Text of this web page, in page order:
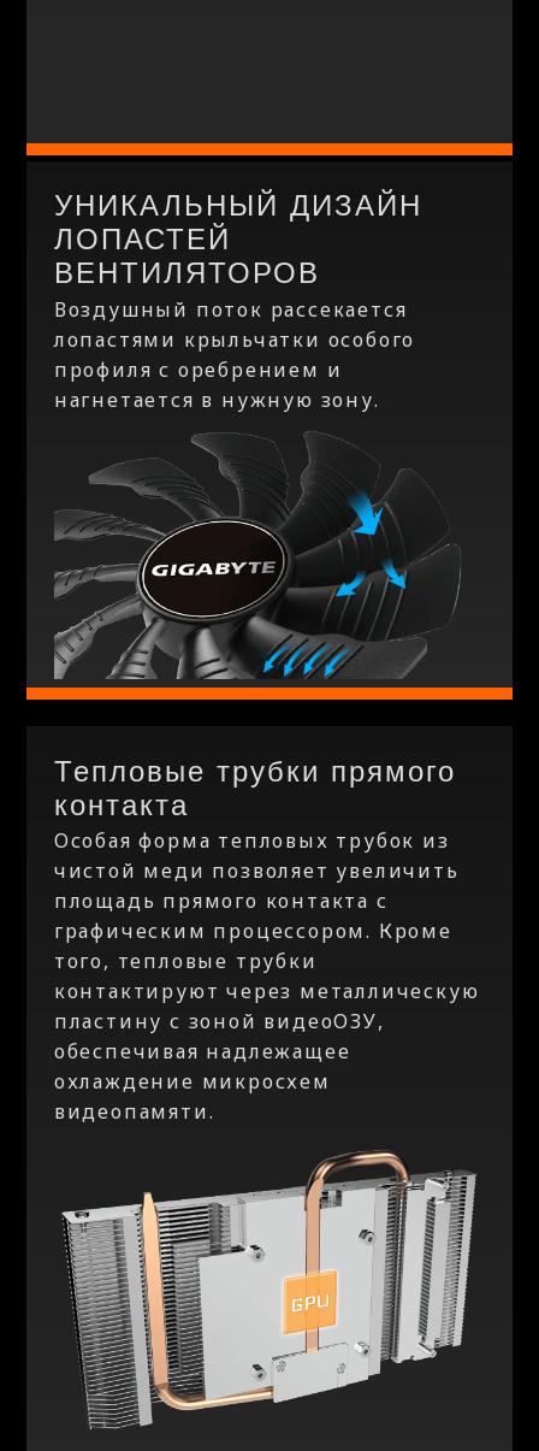
УНИКАЛЬНЫЙ ДИЗАЙН
ЛОПАСТЕЙ
ВЕНТИЛЯТОРОВ
Воздушный поток рассекается
лопастями крыльчатки особого
профиля с оребрением и
нагнетается в нужную зону.
Тепловые трубки прямого
контакта
Особая форма тепловых трубок из
чистой меди позволяет увеличить
площадь прямого контакта с
графическим процессором. Кроме
того, тепловые трубки
контактируют через металлическую
пластину с зоной видеоОЗУ,
обеспечивая надлежащее
охлаждение микросхем
видеопамяти.